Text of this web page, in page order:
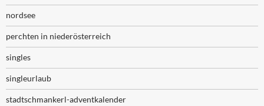
nordsee
perchten in niederösterreich
singles
singleurlaub
stadtschmankerl-adventkalender